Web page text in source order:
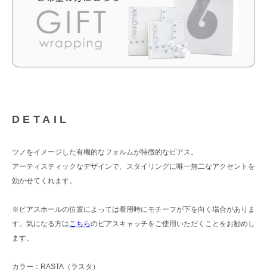
DETAIL
ツノをイメージした有機的なフォルムが特徴的なピアス。
アーティスティックなデザインで、スタイリングに唯一無二なアクセントを
効かせてくれます。
※ピアスホールの位置によっては着用時にモチーフが下を向く場合がありま
す。気になる方はこちらのピアスキャッチをご使用いただくことをお勧めし
ます。
カラー：RASTA（ラスタ）